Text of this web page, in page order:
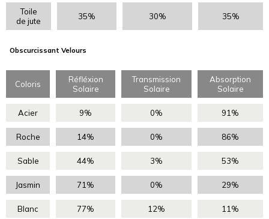
Toile
de jute
35% 30% 35%
Obscurcissant Velours
Coloris
Réfléxion
Solaire
Transmission
Solaire
Absorption
Solaire
Acier 9% 0% 91%
Roche 14% 0% 86%
Sable 44% 3% 53%
Jasmin 71% 0% 29%
Blanc 77% 12% 11%